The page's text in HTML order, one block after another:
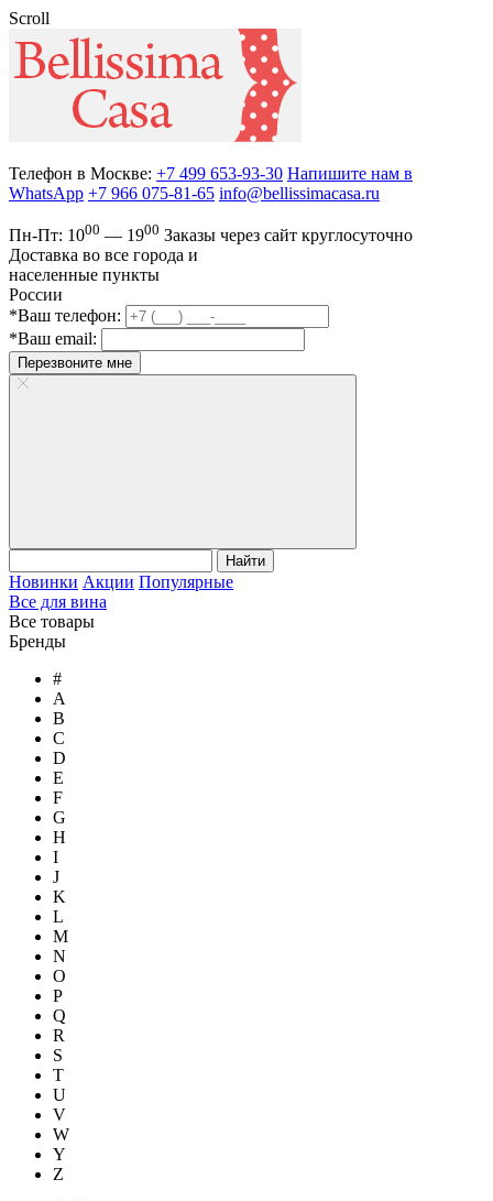
Scroll
Телефон в Москве: +7 499 653-93-30 Напишите нам в
WhatsApp +7 966 075-81-65 info@bellissimacasa.ru
Пн-Пт: 1000 — 1900 Заказы через сайт круглосуточно
Доставка во все города и
населенные пункты
России
*Ваш телефон:
*Ваш email:
Перезвоните мне
Найти
Новинки Акции Популярные
Все для вина
Все товары
Бренды
#
A
B
C
D
E
F
G
H
I
J
K
L
M
N
O
P
Q
R
S
T
U
V
W
Y
Z